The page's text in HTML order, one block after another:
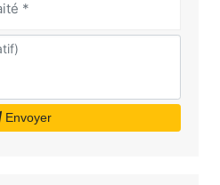
Envoyer